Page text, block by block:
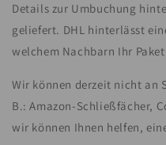
Details zur Umbuchung
geliefert. DHL hinterlässt
welchem ​​Nachbarn Ihr
Wir können derzeit nicht an
B.: Amazon-Schließfächer,
wir können Ihnen helfen,